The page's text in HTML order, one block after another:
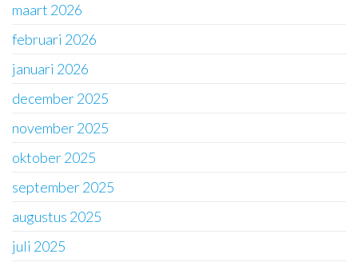
maart 2026
februari 2026
januari 2026
december 2025
november 2025
oktober 2025
september 2025
augustus 2025
juli 2025